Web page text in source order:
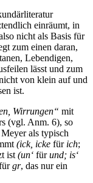
einräumt, in
nicht als Basis für
zum einen daran,
Lebendigen,
lässt und zum
von klein auf und
ist.
Wirrungen“ mit
(vgl. Anm. 6), so
als typisch
(ick, icke für ich;
ist(un‘ fürund; is‘
gr, das nur ein